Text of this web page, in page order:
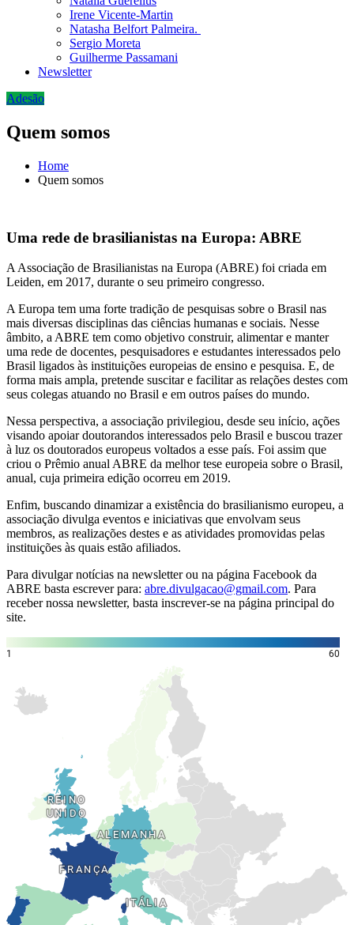
Irene Vicente-Martin
Natasha Belfort Palmeira.
Sergio Moreta
Guilherme Passamani
Newsletter
Adesão
Quem somos
Home
Quem somos
Uma rede de brasilianistas na Europa: ABRE
A Associação de Brasilianistas na Europa (ABRE) foi criada em
Leiden, em 2017, durante o seu primeiro congresso.
A Europa tem uma forte tradição de pesquisas sobre o Brasil nas
mais diversas disciplinas das ciências humanas e sociais. Nesse
âmbito, a ABRE tem como objetivo construir, alimentar e manter
uma rede de docentes, pesquisadores e estudantes interessados pelo
Brasil ligados às instituições europeias de ensino e pesquisa. E, de
forma mais ampla, pretende suscitar e facilitar as relações destes com
seus colegas atuando no Brasil e em outros países do mundo.
Nessa perspectiva, a associação privilegiou, desde seu início, ações
visando apoiar doutorandos interessados pelo Brasil e buscou trazer
à luz os doutorados europeus voltados a esse país. Foi assim que
criou o Prêmio anual ABRE da melhor tese europeia sobre o Brasil,
anual, cuja primeira edição ocorreu em 2019.
Enfim, buscando dinamizar a existência do brasilianismo europeu, a
associação divulga eventos e iniciativas que envolvam seus
membros, as realizações destes e as atividades promovidas pelas
instituições às quais estão afiliados.
Para divulgar notícias na newsletter ou na página Facebook da
ABRE basta escrever para: abre.divulgacao@gmail.com. Para
receber nossa newsletter, basta inscrever-se na página principal do
site.